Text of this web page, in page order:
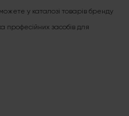
у каталозі товарів бренду
професійних засобів для